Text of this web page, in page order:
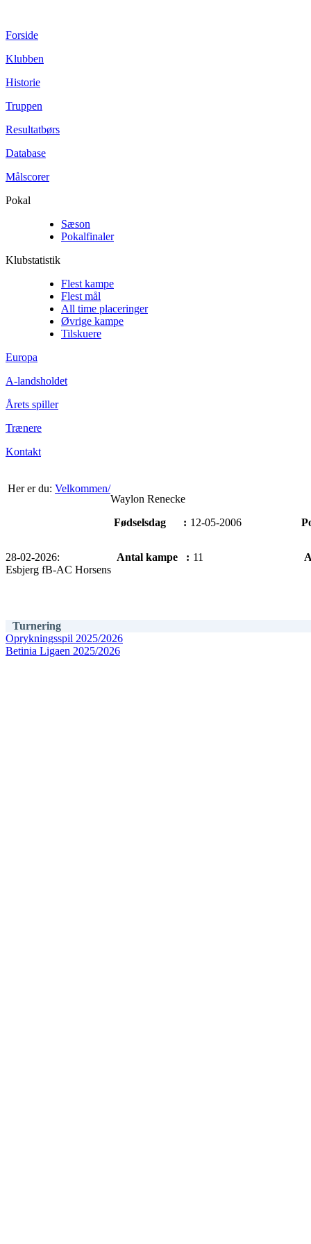
Forside
Klubben
Historie
Truppen
Resultatbørs
Database
Målscorer
Pokal
Sæson
Pokalfinaler
Klubstatistik
Flest kampe
Flest mål
All time placeringer
Øvrige kampe
Tilskuere
Europa
A-landsholdet
Årets spiller
Trænere
Kontakt
Her er du: Velkommen/
Waylon Renecke
Fødselsdag
: 12-05-2006
28-02-2026:
Esbjerg fB-AC Horsens
Antal kampe : 11
Turnering
Oprykningsspil 2025/2026
Betinia Ligaen 2025/2026